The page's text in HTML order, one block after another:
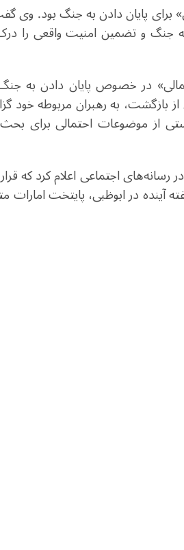
پایان دادن به جنگ بود. وی
جنگ و تضمین امنیت واقعی را
در خصوص پایان دادن به
بازگشت، به رهبران مربوطه خود
از موضوعات احتمالی برای
ویژه رئیس جمهور آمریکا، روز شنبه ۲۴ ژانویه در رسانه‌های اجتماعی
آینده در ابوظبی، پایتخت امارات